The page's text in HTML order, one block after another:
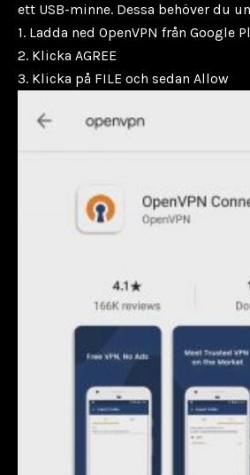
ett USB-minne. Dessa behöver du
1. Ladda ned OpenVPN från Google
2. Klicka AGREE
3. Klicka på FILE och sedan Allow